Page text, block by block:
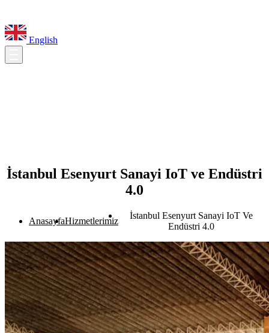
English
İstanbul Esenyurt Sanayi IoT ve Endüstri
4.0
AnasayfaHizmetlerimiz
İstanbul Esenyurt Sanayi IoT Ve
Endüstri 4.0